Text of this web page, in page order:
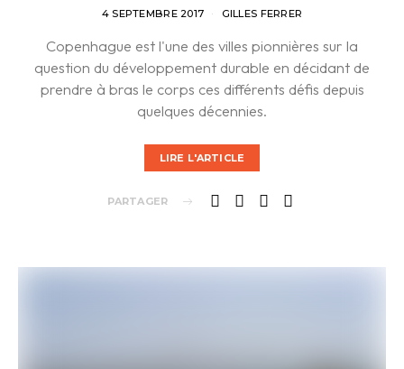
4 SEPTEMBRE 2017 GILLES FERRER
Copenhague est l'une des villes pionnières sur la
question du développement durable en décidant de
prendre à bras le corps ces différents défis depuis
quelques décennies.
LIRE L'ARTICLE
PARTAGER